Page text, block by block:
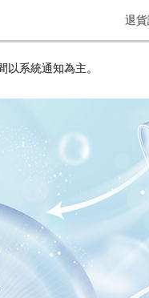
退貨
系統通知為主。